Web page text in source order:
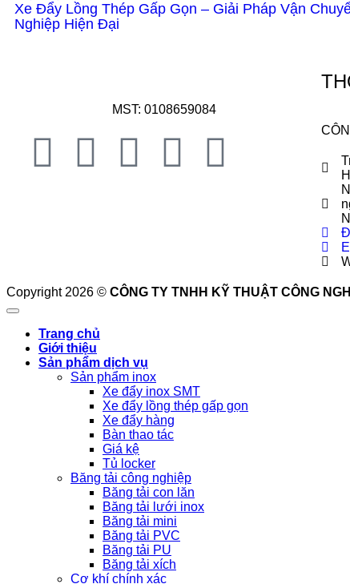
Xe Đẩy Lồng Thép Gấp Gọn – Giải Pháp Vận
Nghiệp Hiện Đại
MST: 0108659084
Copyright 2026 © CÔNG TY TNHH KỸ THUẬT CÔNG
Trang chủ
Giới thiệu
Sản phẩm dịch vụ
Sản phẩm inox
Xe đẩy inox SMT
Xe đẩy lồng thép gấp gọn
Xe đẩy hàng
Bàn thao tác
Giá kệ
Tủ locker
Băng tải công nghiệp
Băng tải con lăn
Băng tải lưới inox
Băng tải mini
Băng tải PVC
Băng tải PU
Băng tải xích
Cơ khí chính xác